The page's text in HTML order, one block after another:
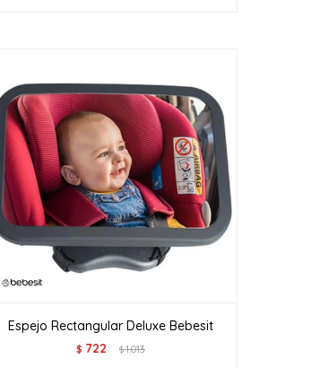
Espejo Rectangular Deluxe Bebesit
$ 722 $1.013